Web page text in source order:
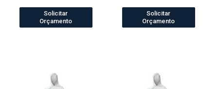
Solicitar
Orçamento
Solicitar
Orçamento